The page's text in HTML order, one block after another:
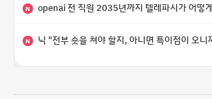
N openai 전 직원 2035년까지 텔레파시가 어떻게 생길 수
N 닉 "전부 숏을 쳐야 할지, 아니면 특이점이 오니까 전부 롱을 쳐야 할지 모